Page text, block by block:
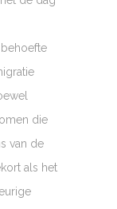
die
van de
als het